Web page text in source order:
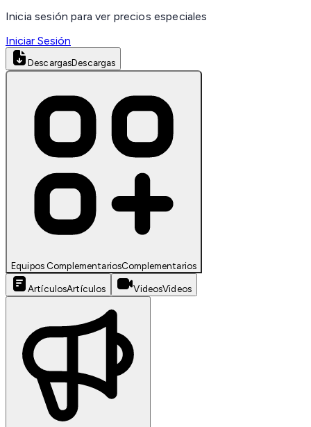
Inicia sesión para ver precios especiales
Iniciar Sesión
DescargasDescargas
Equipos ComplementariosComplementarios
ArtículosArtículos VideosVideos